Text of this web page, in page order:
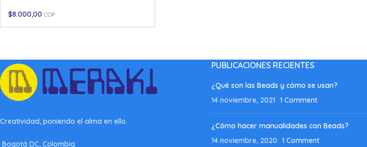
$8.000,00 COP
Creatividad, poniendo el alma en ello.
Bogotá DC, Colombia
PUBLICACIONES RECIENTES
¿Qué son las Beads y cómo se usan?
14 noviembre, 2021 1 Comment
¿Cómo hacer manualidades con Beads?
14 noviembre, 2020 1 Comment